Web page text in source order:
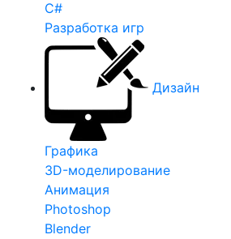
C#
Разработка игр
Дизайн
Графика
3D-моделирование
Анимация
Photoshop
Blender